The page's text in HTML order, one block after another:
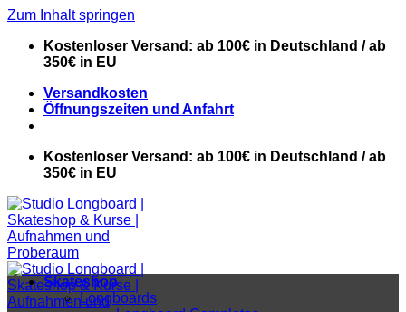
Zum Inhalt springen
Kostenloser Versand: ab 100€ in Deutschland / ab
350€ in EU
Versandkosten
Öffnungszeiten und Anfahrt
Kostenloser Versand: ab 100€ in Deutschland / ab
350€ in EU
Skateshop
Longboards